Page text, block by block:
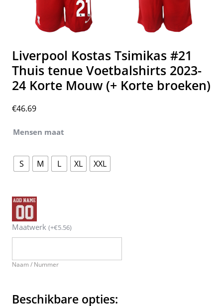
Liverpool Kostas Tsimikas #21
Thuis tenue Voetbalshirts 2023-
24 Korte Mouw (+ Korte broeken)
€46.69
Mensen maat
S M L XL XXL
Maatwerk (+€5.56)
Naam / Nummer
Beschikbare opties: